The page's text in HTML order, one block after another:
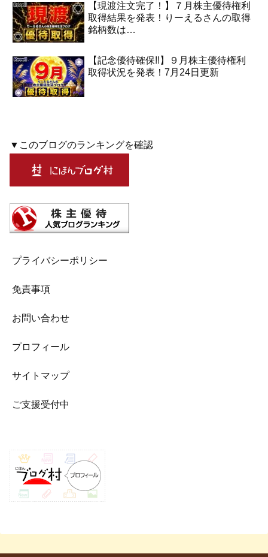
【現渡注文完了！】７月株主優待権利
取得結果を発表！りーえるさんの取得
銘柄数は…
【記念優待確保!!】９月株主優待権利
取得状況を発表！7月24日更新
▼このブログのランキングを確認
プライバシーポリシー
免責事項
お問い合わせ
プロフィール
サイトマップ
ご支援受付中